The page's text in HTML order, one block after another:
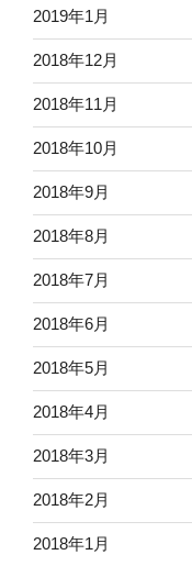
2019年1月
2018年12月
2018年11月
2018年10月
2018年9月
2018年8月
2018年7月
2018年6月
2018年5月
2018年4月
2018年3月
2018年2月
2018年1月